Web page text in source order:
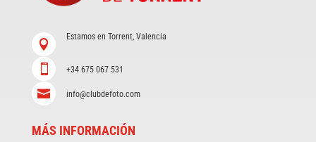

Estamos en Torrent, Valencia
 +34 675 067 531
 info@clubdefoto.com
MÁS INFORMACIÓN